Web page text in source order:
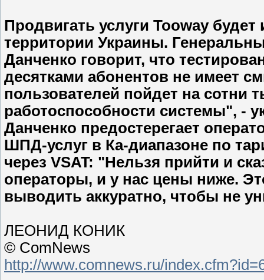
Продвигать услуги Tooway
территории Украины.
Данченко говорит, что
десятками абонентов не имеет
пользователей пойдет на сотни
работоспособности системы", -
Данченко предостерегает
ШПД-услуг в Ка-диапазоне по
через VSAT: "Нельзя прийти и
операторы, и у нас цены ниже.
выводить аккуратно, чтобы не
ЛЕОНИД КОНИК
© ComNews
http://www.comnews.ru/